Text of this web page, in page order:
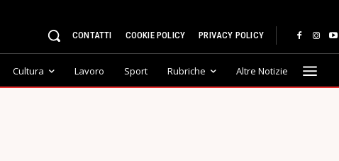
CONTATTI COOKIE POLICY PRIVACY POLICY
Cultura Lavoro Sport Rubriche Altre Notizie